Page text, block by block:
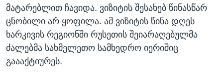
მატარებლით ჩავიდა. ვიზიტის შესახებ წინასწარ
ცნობილი არ ყოფილა. ამ ვიზიტის წინა დღეს
ხარკივის რეგიონში რუსეთის შეიარაღებულმა
ძალებმა სახმელეთო სამხედრო იერიშიც
გაააქტიურეს.